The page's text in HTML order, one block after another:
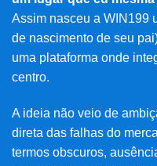
Assim nasceu a WIN199
de nascimento de seu
uma plataforma onde
centro.
A ideia não veio de
direta das falhas do
termos obscuros,